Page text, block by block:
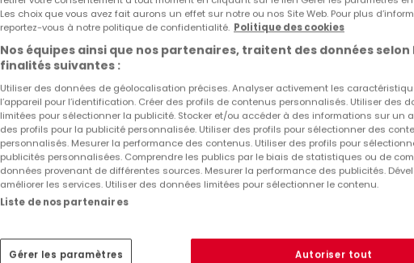
Les choix que vous avez fait aurons un effet sur notre ou nos Site Web. Pour plus
reportez-vous à notre politique de confidentialité. Politique des cookies
Nos équipes ainsi que nos partenaires, traitent des données selon
finalités suivantes :
Utiliser des données de géolocalisation précises. Analyser activement les
l’appareil pour l’identification. Créer des profils de contenus personnalisés. Utiliser des
limitées pour sélectionner la publicité. Stocker et/ou accéder à des informations sur un
des profils pour la publicité personnalisée. Utiliser des profils pour sélectionner des
personnalisés. Mesurer la performance des contenus. Utiliser des profils pour
publicités personnalisées. Comprendre les publics par le biais de statistiques ou de
données provenant de différentes sources. Mesurer la performance des publicités.
améliorer les services. Utiliser des données limitées pour sélectionner le contenu.
Liste de nos partenaires
Gérer les paramètres Autoriser tout